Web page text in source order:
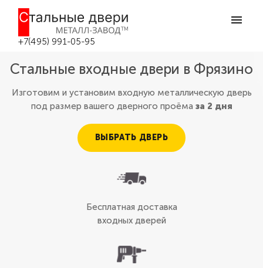
+7(495) 991-05-95
Стальные входные двери в Фрязино
Изготовим и установим входную металлическую дверь
под размер вашего дверного проёма за 2 дня
ВЫБРАТЬ ДВЕРЬ
Бесплатная доставка
входных дверей